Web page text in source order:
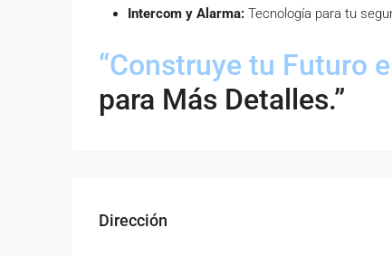
Intercom y Alarma: Tecnología para tu
“Construye tu Futuro
para Más Detalles.”
Dirección